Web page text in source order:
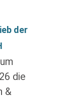
der
die
&